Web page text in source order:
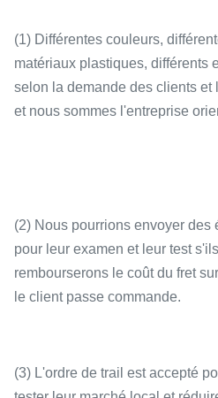
(1) Différentes couleurs,
matériaux plastiques, différents
selon la demande des clients et
et nous sommes l'entreprise
(2) Nous pourrions envoyer
pour leur examen et leur test
rembourserons le coût du fret
le client passe commande.
(3) L'ordre de trail est accepté